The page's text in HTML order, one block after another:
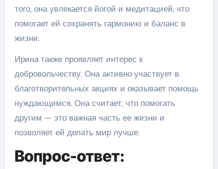
того, она увлекается йогой и медитацией, что
помогает ей сохранять гармонию и баланс в
жизни.
Ирина также проявляет интерес к
добровольчеству. Она активно участвует в
благотворительных акциях и оказывает помощь
нуждающимся. Она считает, что помогать
другим — это важная часть ее жизни и
позволяет ей делать мир лучше.
Вопрос-ответ: